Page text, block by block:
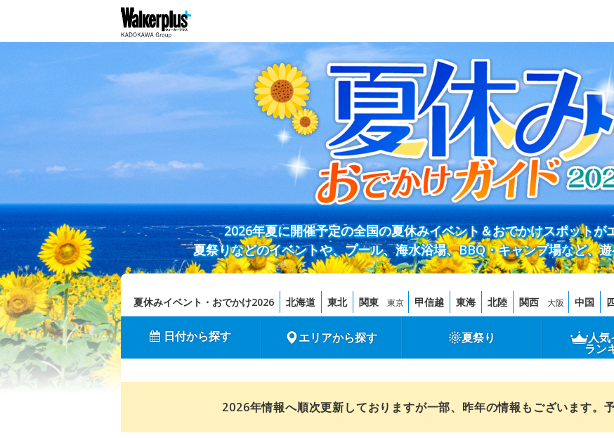
2026年夏に開催予定の全国の夏休みイベント＆おでかけスポットが
夏祭りなどのイベントや、プール、海水浴場、BBQ・キャンプ場など、
夏休みイベント・おでかけ2026 北海道 東北 関東 東京 甲信越 東海 北陸 関西 大阪 中国
日付から探す エリアから探す 夏祭り 人気
ラン
2026年情報へ順次更新しておりますが一部、昨年の情報もございます。